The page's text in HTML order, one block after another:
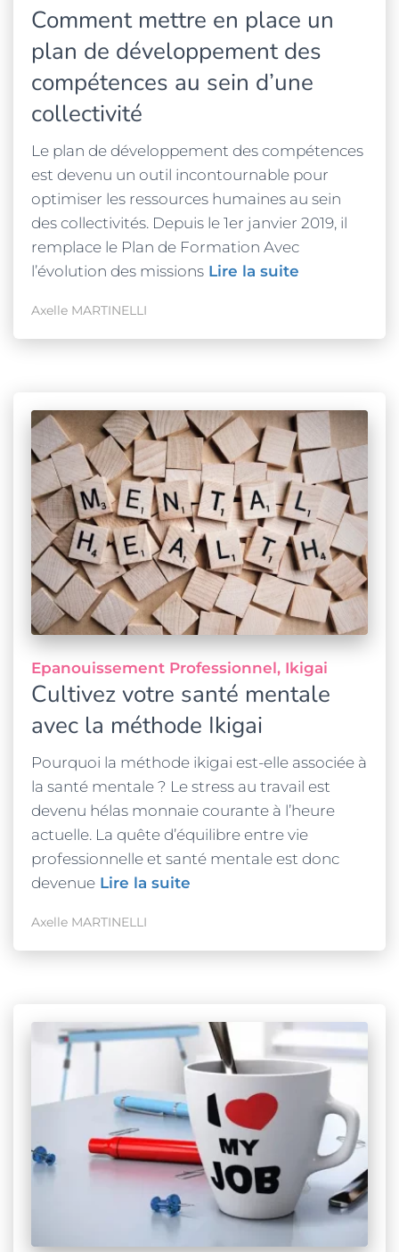
Comment mettre en place un
plan de développement des
compétences au sein d’une
collectivité
Le plan de développement des compétences
est devenu un outil incontournable pour
optimiser les ressources humaines au sein
des collectivités. Depuis le 1er janvier 2019, il
remplace le Plan de Formation Avec
l’évolution des missions Lire la suite
Axelle MARTINELLI
Epanouissement Professionnel Ikigai
Cultivez votre santé mentale
avec la méthode Ikigai
Pourquoi la méthode ikigai est-elle associée à
la santé mentale ? Le stress au travail est
devenu hélas monnaie courante à l’heure
actuelle. La quête d’équilibre entre vie
professionnelle et santé mentale est donc
devenue Lire la suite
Axelle MARTINELLI